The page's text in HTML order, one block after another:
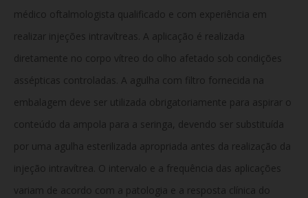
médico oftalmologista qualificado e com experiência em
realizar injeções intravítreas. A aplicação é realizada
diretamente no corpo vítreo do olho afetado sob condições
assépticas controladas. A agulha com filtro fornecida na
embalagem deve ser utilizada obrigatoriamente para aspirar o
conteúdo da ampola para a seringa, devendo ser substituída
por uma agulha esterilizada apropriada antes da realização da
injeção intravítrea. O intervalo e a frequência das aplicações
variam de acordo com a patologia e a resposta clínica do